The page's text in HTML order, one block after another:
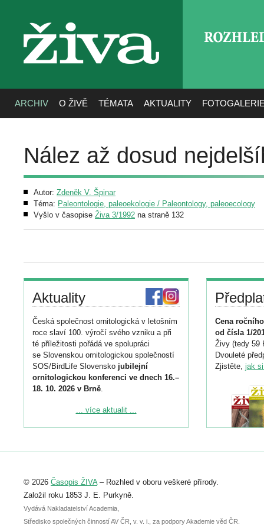
živa
ARCHIV O ŽIVĚ TÉMATA AKTUALITY
Nález až dosud
Autor: Zdeněk V. Špinar
Téma: Paleontologie, paleoekologie / Paleontology, paleoecology
Vyšlo v časopise Živa 3/1992 na straně 132
Aktuality
Česká společnost ornitologická v letošním
roce slaví 100. výročí svého vzniku a při
té příležitosti pořádá ve spolupráci
se Slovenskou ornitologickou společností
SOS/BirdLife Slovensko jubilejní
ornitologickou konferenci ve dnech 16.–
18. 10. 2026 v Brně.
Podrobnější informace ke konferenci
Registrovat se můžete do 6. září.
abstraktu přihlášené přednášky nebo
posteru je už 30. června.
... více aktualit ...
Cena
od čísla 1/
Živy (tedy 59
Dvouleté
Zjistěte, jak
© 2026 Časopis ŽIVA– Rozhled v oboru veškeré přírody.
Založil roku 1853 J. E. Purkyně.
Vydává Nakladatelství Academia,
Středisko společných činností AV ČR, v. v. i., za podpory Akademie věd ČR.